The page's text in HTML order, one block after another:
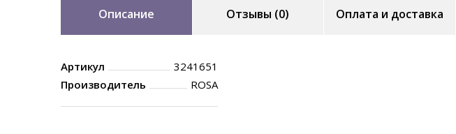
Описание Отзывы (0) Оплата и доставка
Артикул
3241651
Производитель
ROSA